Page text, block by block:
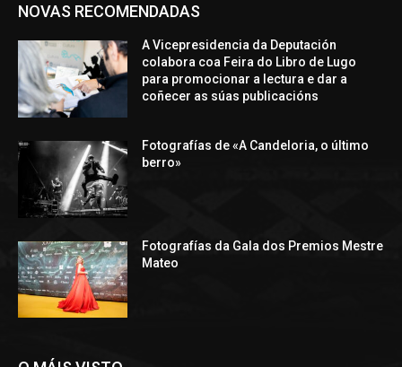
NOVAS RECOMENDADAS
A Vicepresidencia da Deputación
colabora coa Feira do Libro de Lugo
para promocionar a lectura e dar a
coñecer as súas publicacións
Fotografías de «A Candeloria, o último
berro»
Fotografías da Gala dos Premios Mestre
Mateo